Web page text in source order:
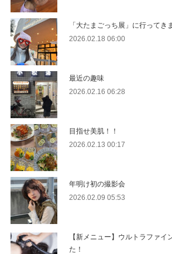
「大たまごっち展」に行ってき
2026.02.18 06:00
最近の趣味
2026.02.16 06:28
目指せ美肌！！
2026.02.13 00:17
年明け初の撮影会
2026.02.09 05:53
【新メニュー】ウルトラファイ
た！